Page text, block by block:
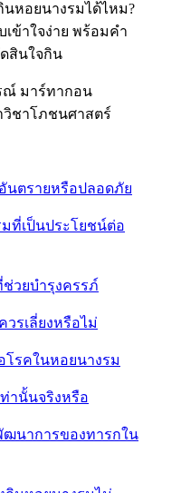
หอยนางรมได้ไหม?
ข้าใจง่าย พร้อมคำ
สินใจกิน
ณ์ มาร์ทากอน
ชาโภชนศาสตร์
นตรายหรือปลอดภัย
ที่เป็นประโยชน์ต่อ
วยบำรุงครรภ์
รเลี่ยงหรือไม่
โรคในหอยนางรม
านั้นจริงหรือ
ฒนาการของทารกใน